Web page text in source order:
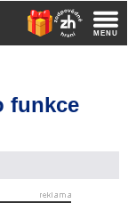
funkce